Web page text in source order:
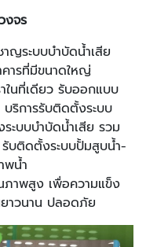
งจร
าญระบบบำบัดน้ำเสีย
คารที่มีขนาดใหญ่
ในที่เดียว รับออกแบบ
บริการรับติดตั้งระบบ
ะบบบำบัดน้ำเสีย รวม
รับติดตั้งระบบปั้มสูบน้ำ-
พน้ำ
าพสูง เพื่อความแข็ง
าวนาน ปลอดภัย